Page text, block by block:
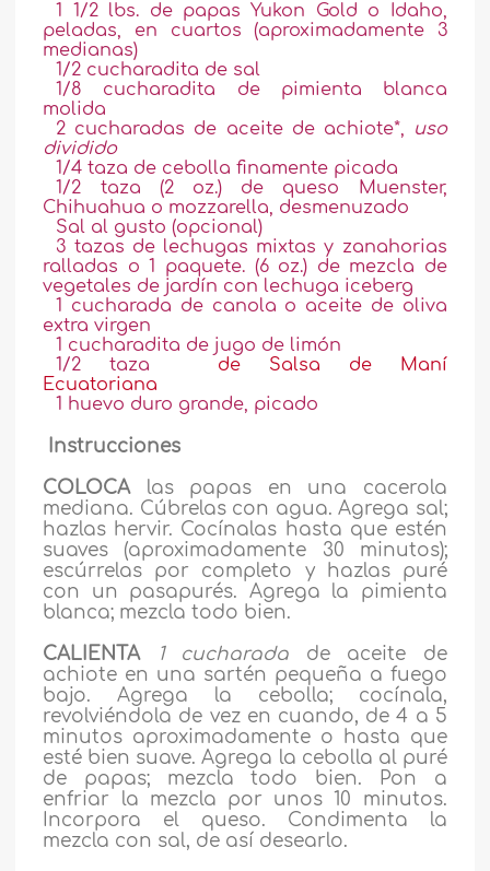
1 1/2 lbs. de papas Yukon Gold o Idaho,
peladas, en cuartos (aproximadamente 3
medianas)
1/2 cucharadita de sal
1/8 cucharadita de pimienta blanca
molida
2 cucharadas de aceite de achiote*,
uso
dividido
1/4 taza de cebolla finamente picada
1/2 taza (2 oz.) de queso Muenster,
Chihuahua o mozzarella, desmenuzado
Sal al gusto (opcional)
3 tazas de lechugas mixtas y zanahorias
ralladas o 1 paquete. (6 oz.) de mezcla de
vegetales de jardín con lechuga iceberg
1 cucharada de canola o aceite de oliva
extra virgen
1 cucharadita de jugo de limón
1/2 taza
de Salsa de Maní
Ecuatoriana
1 huevo duro grande, picado
Instrucciones
COLOCAlas papas en una cacerola
mediana. Cúbrelas con agua. Agrega sal;
hazlas hervir. Cocínalas hasta que estén
suaves (aproximadamente 30 minutos);
escúrrelas por completo y hazlas puré
con un pasapurés. Agrega la pimienta
blanca; mezcla todo bien.
CALIENTA
1 cucharada de aceite de
achiote en una sartén pequeña a fuego
bajo. Agrega la cebolla; cocínala,
revolviéndola de vez en cuando, de 4 a 5
minutos aproximadamente o hasta que
esté bien suave. Agrega la cebolla al puré
de papas; mezcla todo bien. Pon a
enfriar la mezcla por unos 10 minutos.
Incorpora el queso. Condimenta la
mezcla con sal, de así desearlo.